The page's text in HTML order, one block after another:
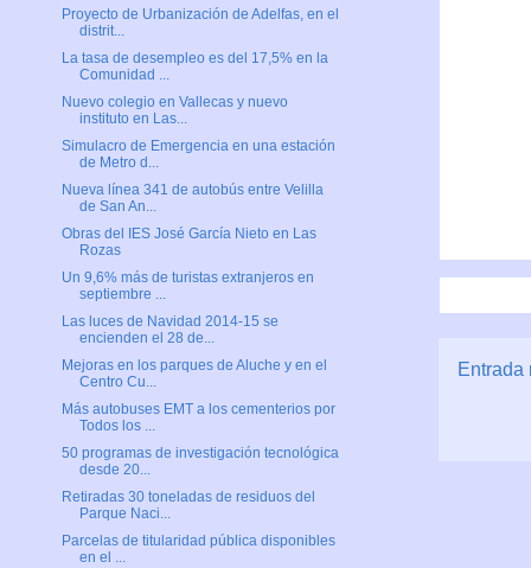
Entrada
Proyecto de Urbanización de Adelfas, en el
distrit...
La tasa de desempleo es del 17,5% en la
Comunidad ...
Nuevo colegio en Vallecas y nuevo
instituto en Las...
Simulacro de Emergencia en una estación
de Metro d...
Nueva línea 341 de autobús entre Velilla
de San An...
Obras del IES José García Nieto en Las
Rozas
Un 9,6% más de turistas extranjeros en
septiembre ...
Las luces de Navidad 2014-15 se
encienden el 28 de...
Mejoras en los parques de Aluche y en el
Centro Cu...
Más autobuses EMT a los cementerios por
Todos los ...
50 programas de investigación tecnológica
desde 20...
Retiradas 30 toneladas de residuos del
Parque Naci...
Parcelas de titularidad pública disponibles
en el ...